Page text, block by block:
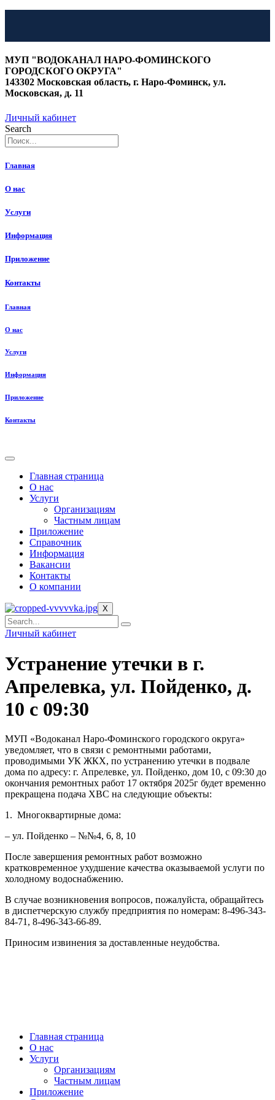
к
содержимому
МУП "ВОДОКАНАЛ НАРО-ФОМИНСКОГО
ГОРОДСКОГО ОКРУГА"
143302 Московская область, г. Наро-Фоминск, ул.
Московская, д. 11
Личный кабинет
Search
Главная
О нас
Услуги
Информация
Приложение
Контакты
Главная
О нас
Услуги
Информация
Приложение
Контакты
Главная страница
О нас
Услуги
Организациям
Частным лицам
Приложение
Справочник
Информация
Вакансии
Контакты
О компании
X
Личный кабинет
Устранение утечки в г.
Апрелевка, ул. Пойденко, д.
10 с 09:30
МУП «Водоканал Наро-Фоминского городского округа»
уведомляет, что в связи с ремонтными работами,
проводимыми УК ЖКХ, по устранению утечки в подвале
дома по адресу: г. Апрелевке, ул. Пойденко, дом 10, с 09:30 до
окончания ремонтных работ 17 октября 2025г будет временно
прекращена подача ХВС на следующие объекты:
1. Многоквартирные дома:
– ул. Пойденко – №№4, 6, 8, 10
После завершения ремонтных работ возможно
кратковременное ухудшение качества оказываемой услуги по
холодному водоснабжению.
В случае возникновения вопросов, пожалуйста, обращайтесь
в диспетчерскую службу предприятия по номерам: 8-496-343-
84-71, 8-496-343-66-89.
Приносим извинения за доставленные неудобства.
Главная страница
О нас
Услуги
Организациям
Частным лицам
Приложение